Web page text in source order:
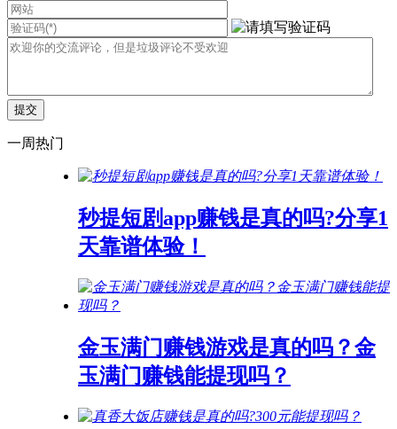
一周热门
秒提短剧app赚钱是真的吗?分享1
天靠谱体验！
金玉满门赚钱游戏是真的吗？金
玉满门赚钱能提现吗？